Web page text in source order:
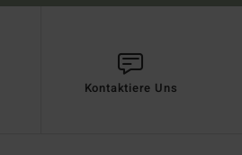
Kontaktiere Uns